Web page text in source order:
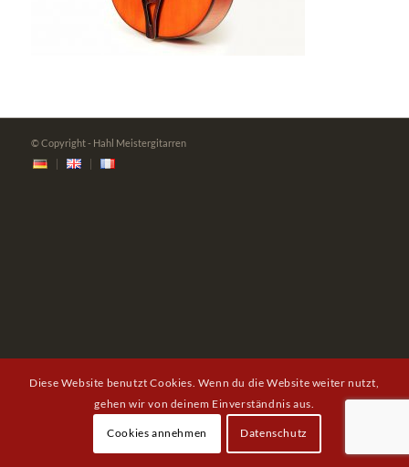
© Copyright - Hahl Meistergitarren
Diese Website benutzt Cookies. Wenn du die Website weiter nutzt,
gehen wir von deinem Einverständnis aus.
Cookies annehmen Datenschutz